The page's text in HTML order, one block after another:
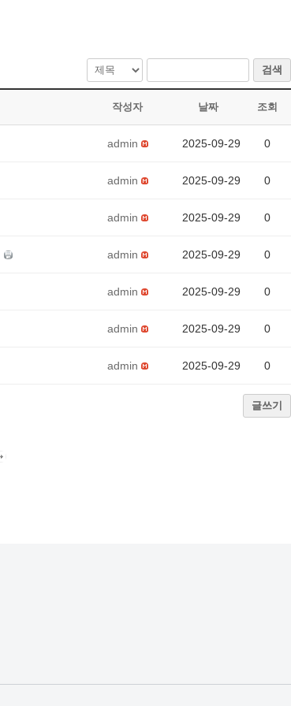
검색
작성자 날짜 조회
admin 2025-09-29 0
admin 2025-09-29 0
admin 2025-09-29 0
admin 2025-09-29 0
admin 2025-09-29 0
admin 2025-09-29 0
admin 2025-09-29 0
글쓰기